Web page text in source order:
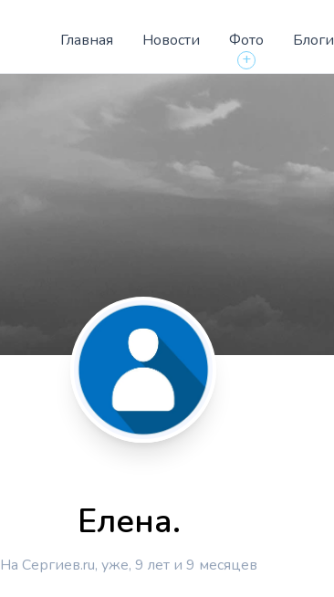
Главная Новости
Фото
+
Блоги
Елена.
На Сергиев.ru, уже, 9 лет и 9 месяцев